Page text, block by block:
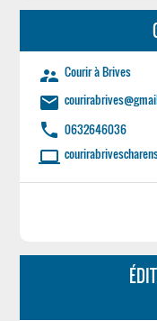
supervisor_account Courir à Brives
email
phone 0632646036
laptop